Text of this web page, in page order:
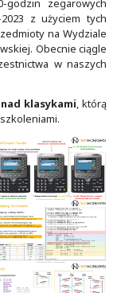
o
to robić. Zatem
uczestników z
więcej niż
690-godzin
2021-2023 z
różne
Krakowskiej.